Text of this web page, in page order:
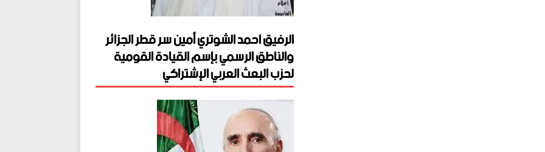
الرفيق احمد الشوتري أمين سر قطر الجزائر
والناطق الرسمي بإسم القيادة القومية
لحزب البعث العربي الإشتراكي